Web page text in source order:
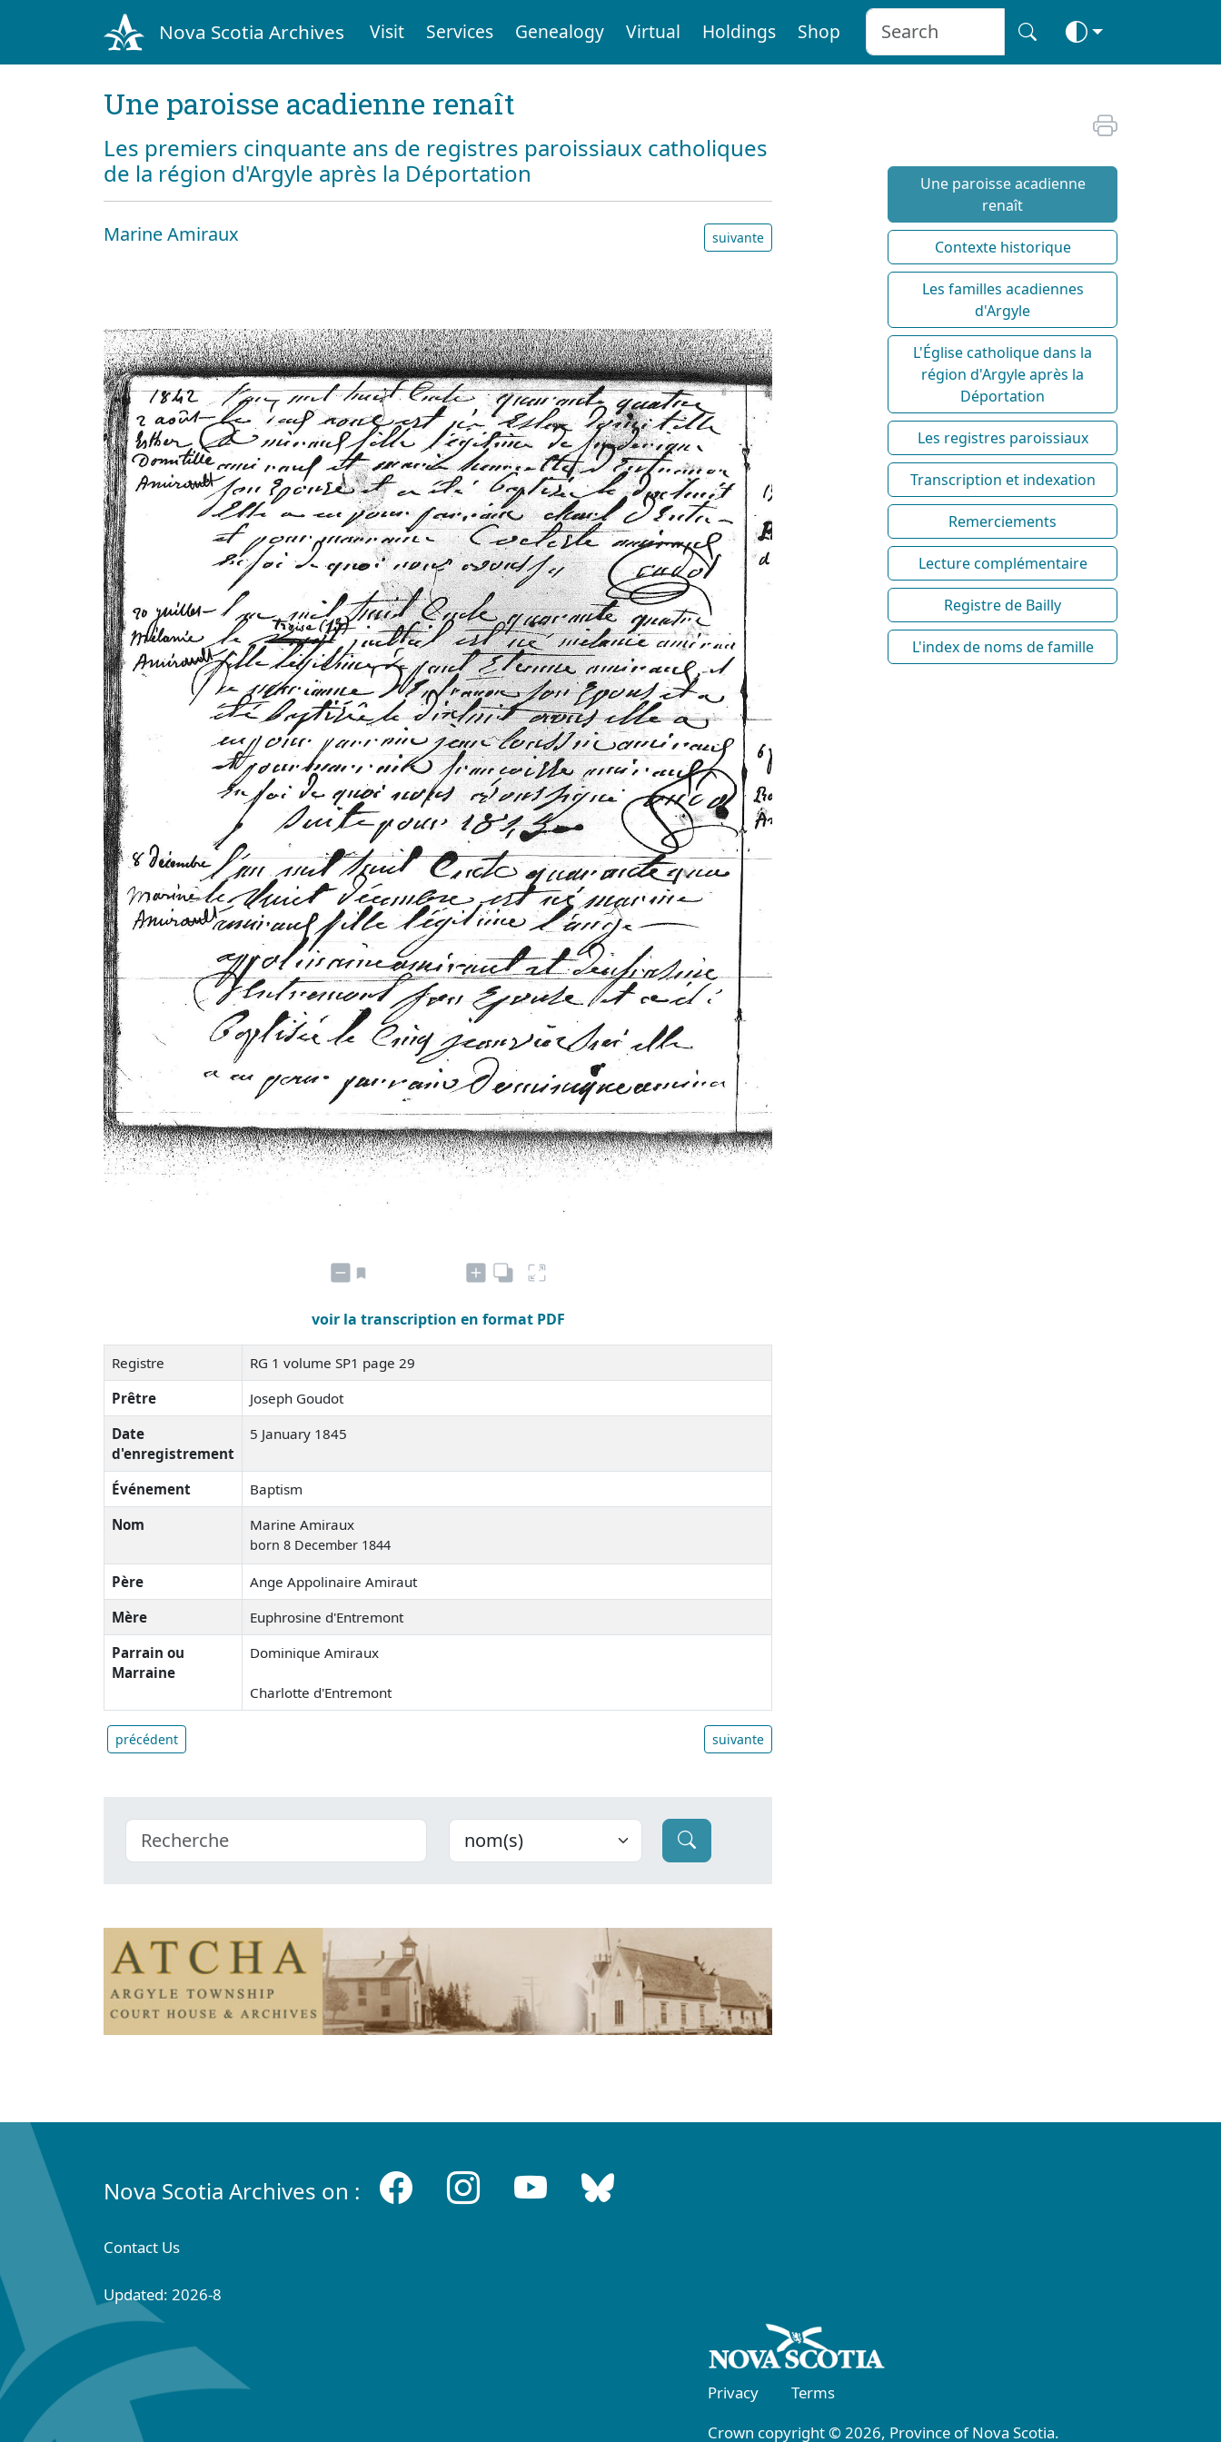
Nova Scotia Archives Visit Services Genealogy Virtual Holdings Shop
Une paroisse acadienne renaît
Les premiers cinquante ans de registres paroissiaux catholiques
de la région d'Argyle après la Déportation
Marine Amiraux suivante
voir la transcription en format PDF
Registre
RG 1 volume SP1 page 29
Prêtre
Joseph Goudot
Date
d'enregistrement
5 January 1845
Événement
Baptism
Nom
Marine Amiraux
born 8 December 1844
Père
Ange Appolinaire Amiraut
Mère
Euphrosine d'Entremont
Parrain ou
Marraine
Dominique Amiraux
Charlotte d'Entremont
précédent suivante
Une paroisse acadienne
renaît
Contexte historique
Les familles acadiennes
d'Argyle
L'Église catholique dans la
région d'Argyle après la
Déportation
Les registres paroissiaux
Transcription et indexation
Remerciements
Lecture complémentaire
Registre de Bailly
L'index de noms de famille
Nova Scotia Archives on :
Contact Us
Updated: 2026-8
Privacy
Terms
Crown copyright © 2026, Province of Nova Scotia.